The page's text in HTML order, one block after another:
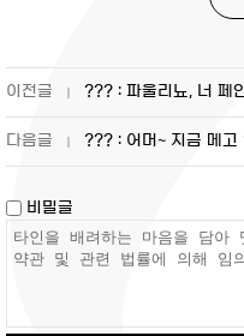
??? : 파울리뇨, 너 페
??? : 어머~ 지금 메고
비밀글